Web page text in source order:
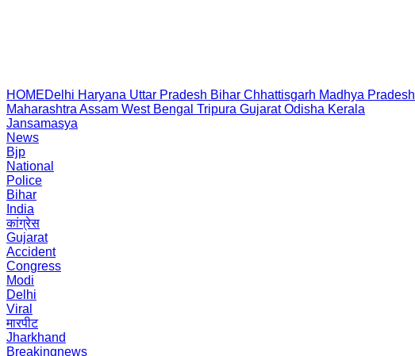
HOMEDelhi Haryana Uttar Pradesh Bihar Chhattisgarh Madhya Pradesh
Maharashtra Assam West Bengal Tripura Gujarat Odisha Kerala
Jansamasya
News
Bjp
National
Police
Bihar
India
कांग्रेस
Gujarat
Accident
Congress
Modi
Delhi
Viral
मारपीट
Jharkhand
Breakingnews